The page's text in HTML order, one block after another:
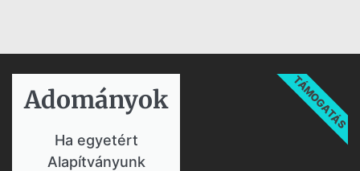
Adományok​
Ha egyetért
Alapítványunk
TÁMOGATÁS